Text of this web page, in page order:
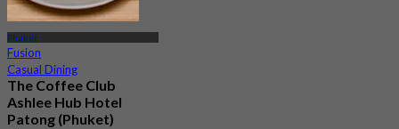
Phuket
Fusion
Casual Dining
The Coffee Club
Ashlee Hub Hotel
Patong (Phuket)